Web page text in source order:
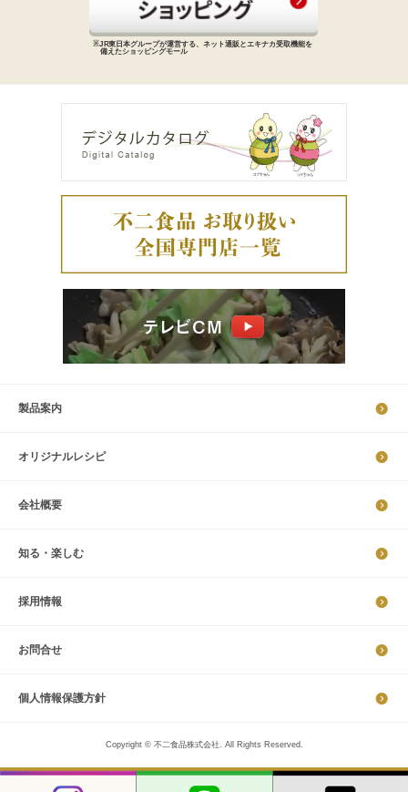
※JR東日本グループが運営する、 ネット通販とエキナカ受取機能を
備えたショッピングモール
製品案内
オリジナルレシピ
会社概要
知る・楽しむ
採​用​情​報
お問合せ
個​人​情​報​保​護​方​針​​​
Copyright © 不二食品株式会社. All Rights Reserved.